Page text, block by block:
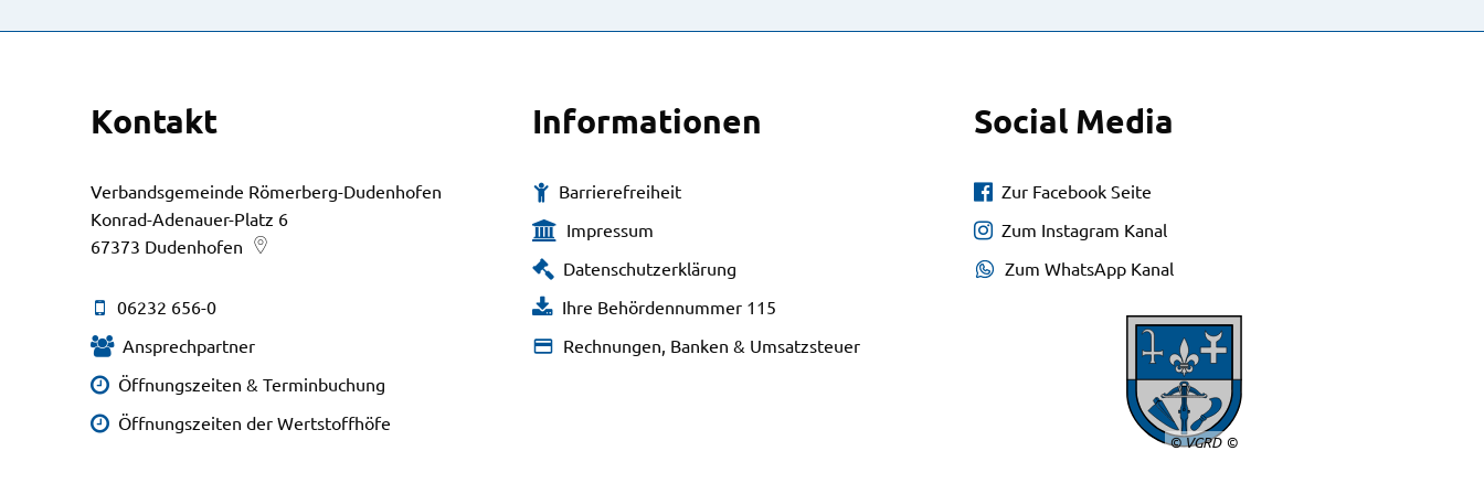
Kontakt
Verbandsgemeinde Römerberg-Dudenhofen
Konrad-Adenauer-Platz 6
67373 Dudenhofen
06232 656-0
Ansprechpartner
Öffnungszeiten & Terminbuchung
Öffnungszeiten der Wertstoffhöfe
Informationen
Barrierefreiheit
Impressum
Datenschutzerklärung
Ihre Behördennummer 115
Rechnungen, Banken & Umsatzsteuer
Social Media
Zur Facebook Seite
Zum Instagram Kanal
Zum WhatsApp Kanal
© VGRD